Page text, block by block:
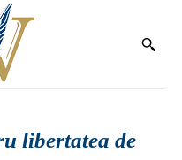
libertatea de